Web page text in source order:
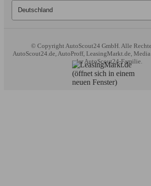
© Copyright AutoScout24 GmbH. Alle
AutoScout24.de, AutoProff, LeasingMarkt.de,
der AutoScout24-Familie.